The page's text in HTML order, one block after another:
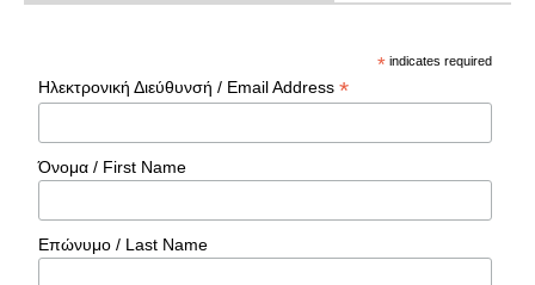
* indicates required
Ηλεκτρονική Διεύθυνσή / Email Address*
Όνομα / First Name
Επώνυμο / Last Name